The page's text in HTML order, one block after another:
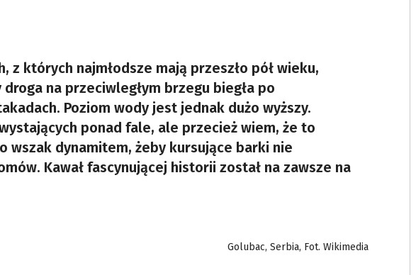
z których najmłodsze mają przeszło pół wieku,
na przeciwległym brzegu biegła po
Poziom wody jest jednak dużo wyższy.
ponad fale, ale przecież wiem, że to
wszak dynamitem, żeby kursujące barki nie
Kawał fascynującej historii został na zawsze na
Golubac, Serbia, Fot. Wikimedia